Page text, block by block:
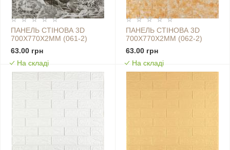
ПАНЕЛЬ СТІНОВА 3D
700Х770Х2ММ (061-2)
МАРМУР ЧОРНИЙ SW-
00001912
63.00 грн
На складі
ПАНЕЛЬ СТІНОВА 3D
700Х770Х2ММ (062-2)
МАРМУР БЕЖЕВИЙ SW-
00001911
63.00 грн
На складі